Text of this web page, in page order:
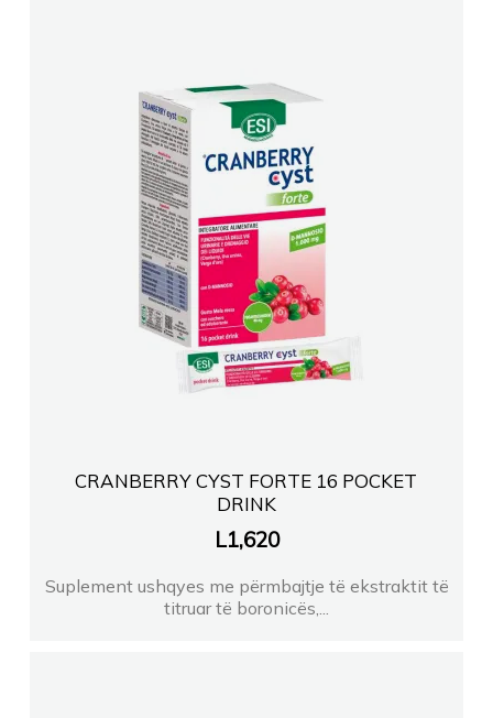
CRANBERRY CYST FORTE 16 POCKET
DRINK
L1,620
Suplement ushqyes me përmbajtje të ekstraktit të
titruar të boronicës,...